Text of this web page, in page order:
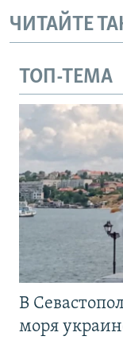
ЧИТАЙТЕ
ТОП-ТЕМА
В
моря